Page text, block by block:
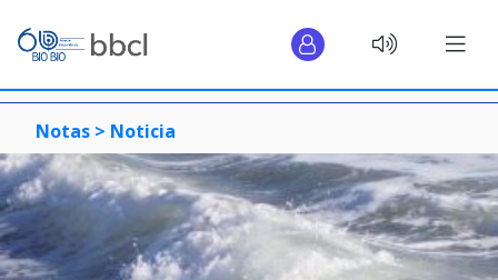
Notas > Noticia